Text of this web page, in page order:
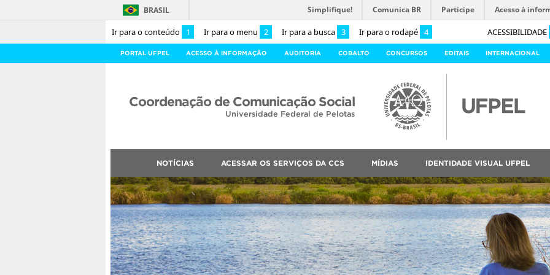
Ir para o conteúdo 1 Ir para o menu 2 Ir para a busca 3 Ir para o rodapé 4 ACESSIBILIDADE
BRASIL Simplifique! Comunica BR Participe Acesso à
PORTAL UFPEL ACESSO À INFORMAÇÃO AUDITORIA COBALTO CONCURSOS EDITAIS INTERNACIONAL
Coordenação de Comunicação Social
Universidade Federal de Pelotas
NOTÍCIAS ACESSAR OS SERVIÇOS DA CCS MÍDIAS IDENTIDADE VISUAL UFPEL